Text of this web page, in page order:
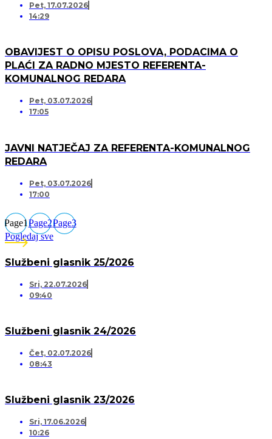
Pet, 17.07.2026
14:29
OBAVIJEST O OPISU POSLOVA, PODACIMA O
PLAĆI ZA RADNO MJESTO REFERENTA-
KOMUNALNOG REDARA
Pet, 03.07.2026
17:05
JAVNI NATJEČAJ ZA REFERENTA-KOMUNALNOG
REDARA
Pet, 03.07.2026
17:00
Page1Page2Page3
Pogledaj sve
Službeni glasnik 25/2026
Sri, 22.07.2026
09:40
Službeni glasnik 24/2026
Čet, 02.07.2026
08:43
Službeni glasnik 23/2026
Sri, 17.06.2026
10:26